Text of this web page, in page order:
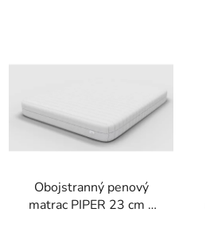
Obojstranný penový
matrac PIPER 23 cm -